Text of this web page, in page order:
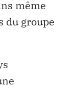
même
du groupe